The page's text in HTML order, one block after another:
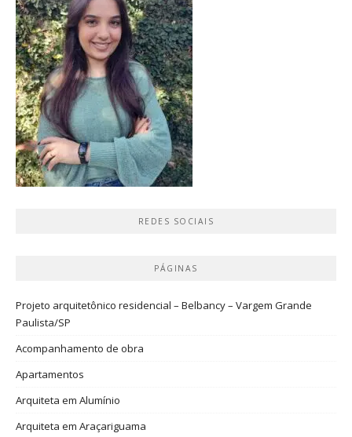
REDES SOCIAIS
PÁGINAS
Projeto arquitetônico residencial – Belbancy – Vargem Grande
Paulista/SP
Acompanhamento de obra
Apartamentos
Arquiteta em Alumínio
Arquiteta em Araçariguama